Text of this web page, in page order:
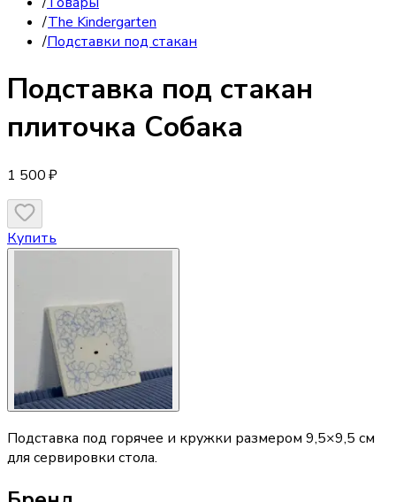
/The Kindergarten
/Подставки под стакан
Подставка под стакан
плиточка Собака
1 500 ₽
Купить
Подставка под горячее и кружки размером 9,5×9,5 см
для сервировки стола.